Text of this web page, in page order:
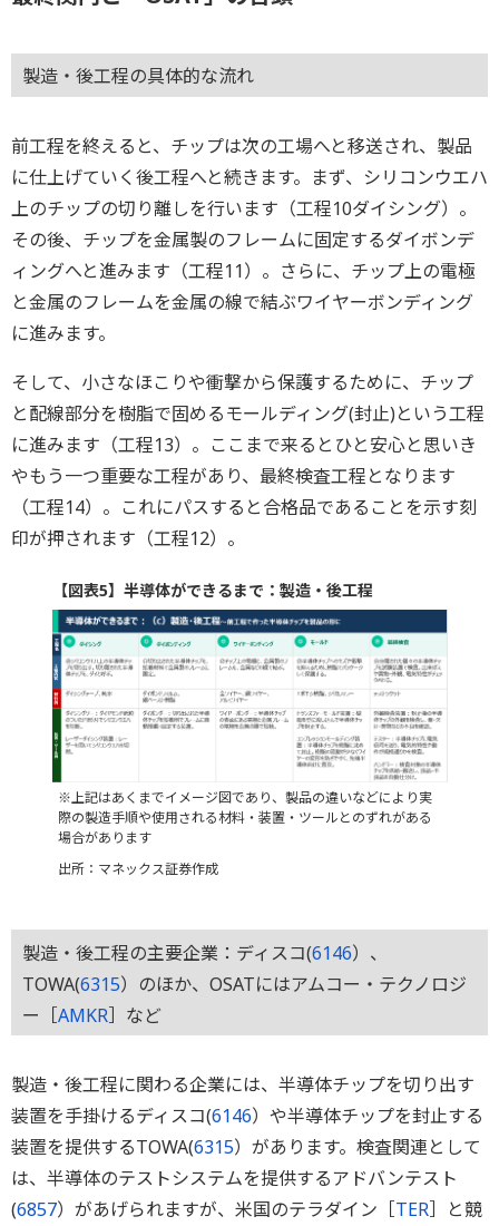
製造・後工程の具体的な流れ
前工程を終えると、チップは次の工場へと移送され、製品
に仕上げていく後工程へと続きます。まず、シリコンウエハ
上のチップの切り離しを行います（工程10ダイシング）。
その後、チップを金属製のフレームに固定するダイボンデ
ィングへと進みます（工程11）。さらに、チップ上の電極
と金属のフレームを金属の線で結ぶワイヤーボンディング
に進みます。
そして、小さなほこりや衝撃から保護するために、チップ
と配線部分を樹脂で固めるモールディング(封止)という工程
に進みます（工程13）。ここまで来るとひと安心と思いき
やもう一つ重要な工程があり、最終検査工程となります
（工程14）。これにパスすると合格品であることを示す刻
印が押されます（工程12）。
【図表5】半導体ができるまで：製造・後工程
※上記はあくまでイメージ図であり、製品の違いなどにより実
際の製造手順や使用される材料・装置・ツールとのずれがある
場合があります
出所：マネックス証券作成
製造・後工程の主要企業：ディスコ(6146）、
TOWA(6315）のほか、OSATにはアムコー・テクノロジ
ー［AMKR］など
製造・後工程に関わる企業には、半導体チップを切り出す
装置を手掛けるディスコ(6146）や半導体チップを封止する
装置を提供するTOWA(6315）があります。検査関連として
は、半導体のテストシステムを提供するアドバンテスト
(6857）があげられますが、米国のテラダイン［TER］と競